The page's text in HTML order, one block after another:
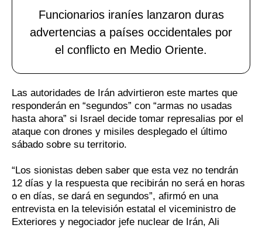
Funcionarios iraníes lanzaron duras
advertencias a países occidentales por
el conflicto en Medio Oriente.
Las autoridades de Irán advirtieron este martes que
responderán en “segundos” con “armas no usadas
hasta ahora” si Israel decide tomar represalias por el
ataque con drones y misiles desplegado el último
sábado sobre su territorio.
“Los sionistas deben saber que esta vez no tendrán
12 días y la respuesta que recibirán no será en horas
o en días, se dará en segundos”, afirmó en una
entrevista en la televisión estatal el viceministro de
Exteriores y negociador jefe nuclear de Irán, Ali